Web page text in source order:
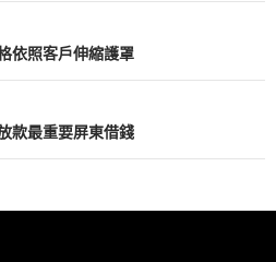
依照客戶伸縮護罩
款最重要屏東借錢